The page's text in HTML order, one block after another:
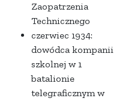
Zaopatrzenia
Technicznego
czerwiec 1934:
dowódca kompanii
szkolnej w 1
batalionie
telegraficznym w